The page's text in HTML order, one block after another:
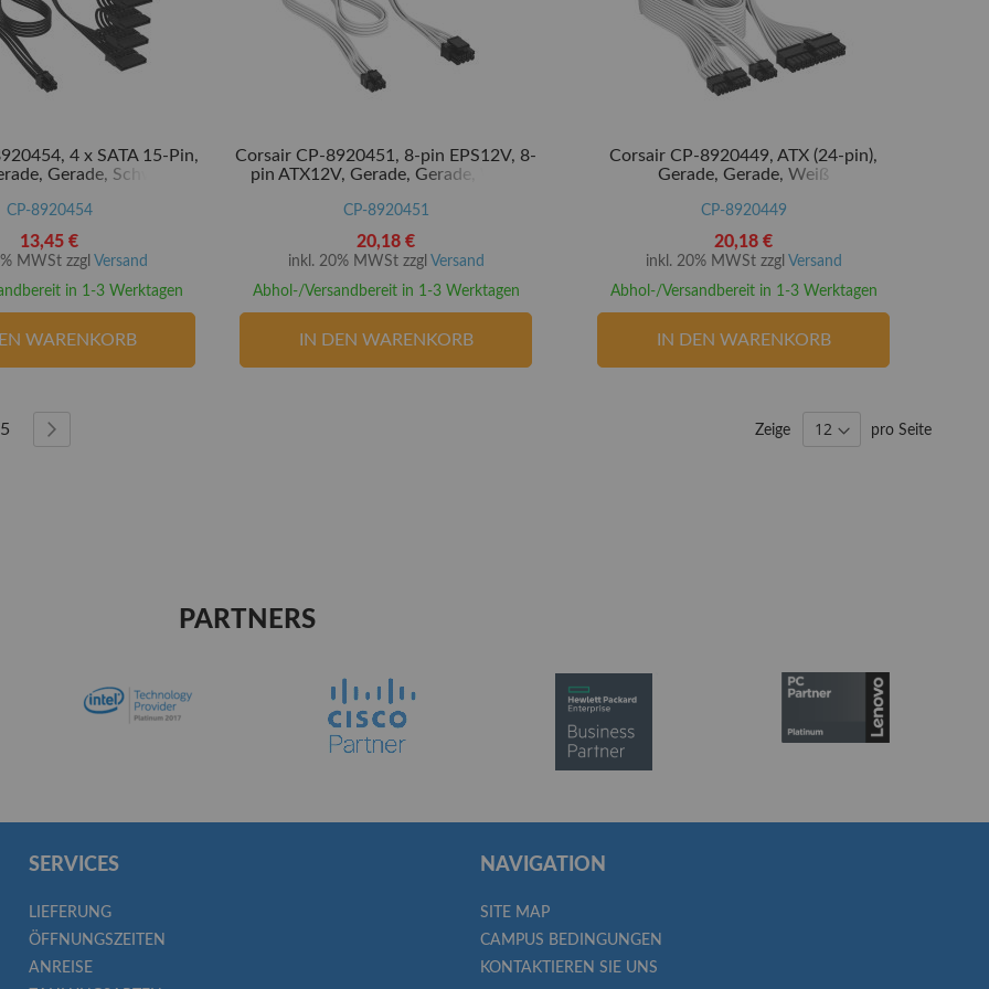
4 x SATA 15-Pin,
Gerade, Schwarz
CP-8920454
13,45 €
MWSt zzgl Versand
in 1-3 Werktagen
WARENKORB
Corsair CP-8920451, 8-pin EPS12V, 8-
pin ATX12V, Gerade, Gerade, Weiß
CP-8920451
20,18 €
inkl. 20% MWSt zzgl Versand
Abhol-/Versandbereit in 1-3 Werktagen
IN DEN WARENKORB
Corsair CP-8920449, ATX (24-pin),
Gerade, Gerade, Weiß
CP-8920449
20,18 €
inkl. 20% MWSt zzgl Versand
Abhol-/Versandbereit in 1-3 Werktagen
IN DEN WARENKORB
die Seite
Seite
5 Zeige pro Seite
PARTNERS
SERVICES
LIEFERUNG
ÖFFNUNGSZEITEN
ANREISE
NAVIGATION
SITE MAP
CAMPUS BEDINGUNGEN
KONTAKTIEREN SIE UNS